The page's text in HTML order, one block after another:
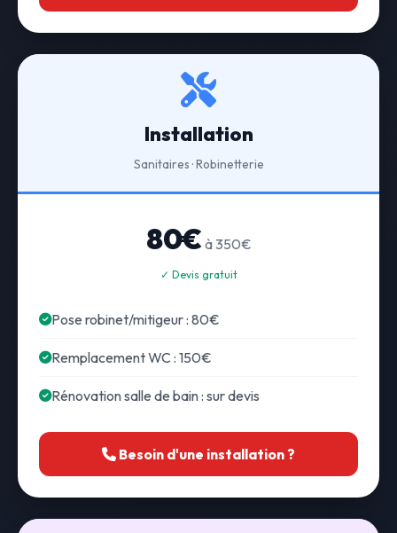
Installation
Sanitaires · Robinetterie
80€ à 350€
✓ Devis gratuit
Pose robinet/mitigeur : 80€
Remplacement WC : 150€
Rénovation salle de bain : sur devis
Besoin d'une installation ?